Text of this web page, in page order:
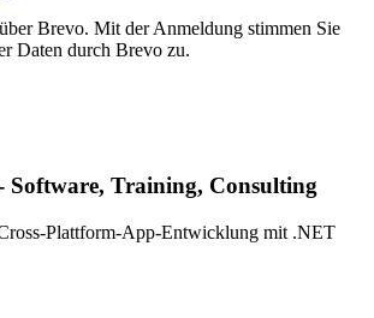
Brevo. Mit der Anmeldung stimmen Sie
Daten durch Brevo zu.
Software, Training, Consulting
Plattform-App-Entwicklung mit .NET